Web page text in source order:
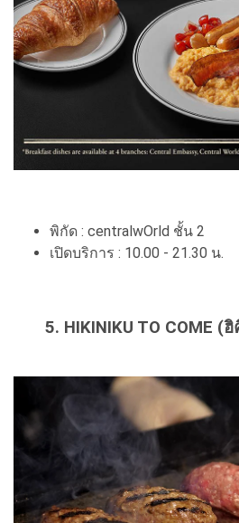
พิกัด : centralwOrld ชั้น 2
เปิดบริการ : 10.00 - 21.30 น.
5. HIKINIKU TO COME (